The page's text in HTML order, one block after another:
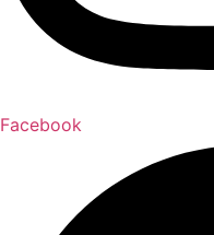
Facebook